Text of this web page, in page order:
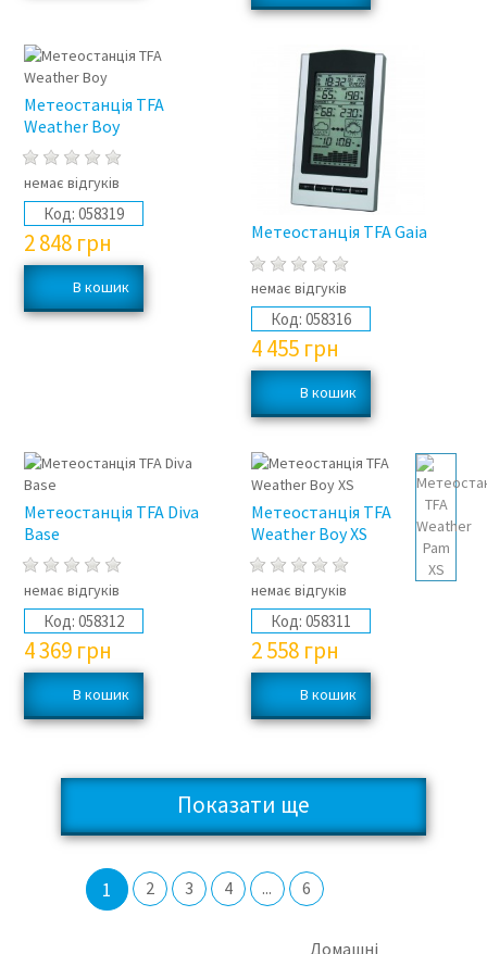
Метеостанція TFA
Weather Boy
немає відгуків
Код: 058319
2 848 грн Метеостанція TFA Gaia
немає відгуків
Код: 058316
4 455 грн
Метеостанція TFA Diva
Base
немає відгуків
Код: 058312
4 369 грн
Метеостанція TFA
Weather Boy XS
немає відгуків
Код: 058311
2 558 грн
Показати ще
1 2 3 4 ... 6
Домашні